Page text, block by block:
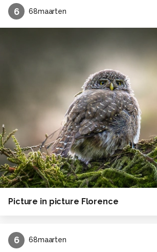
6 68maarten
Picture in picture Florence
6 68maarten